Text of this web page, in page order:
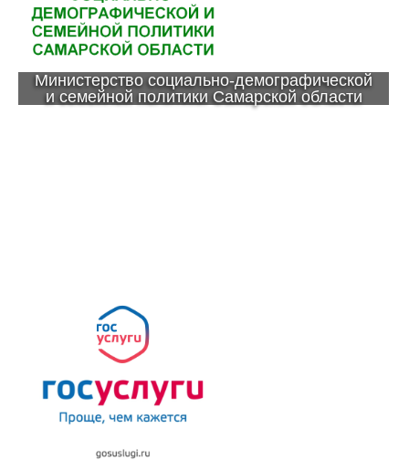
Министерство социально-демографической
и семейной политики Самарской области